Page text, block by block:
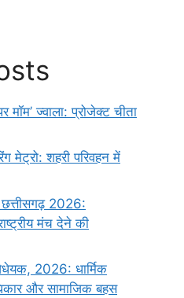
मॉम’ ज्वाला: प्रोजेक्ट चीता
मेट्रो: शहरी परिवहन में
छत्तीसगढ़ 2026:
मंच देने की
2026: धार्मिक
और सामाजिक बहस